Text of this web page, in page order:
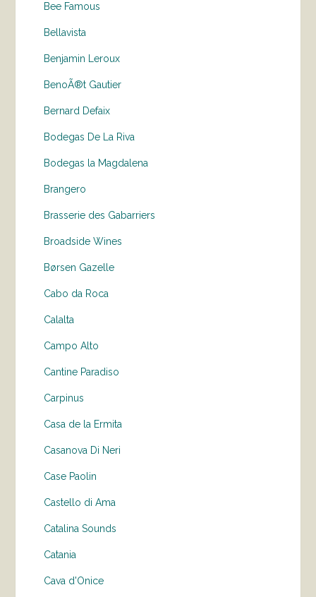
Bee Famous
Bellavista
Benjamin Leroux
BenoÃ®t Gautier
Bernard Defaix
Bodegas De La Riva
Bodegas la Magdalena
Brangero
Brasserie des Gabarriers
Broadside Wines
Børsen Gazelle
Cabo da Roca
Calalta
Campo Alto
Cantine Paradiso
Carpinus
Casa de la Ermita
Casanova Di Neri
Case Paolin
Castello di Ama
Catalina Sounds
Catania
Cava d'Onice